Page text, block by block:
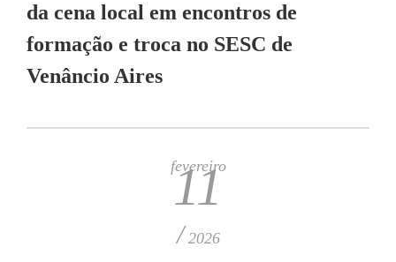
da cena local em encontros de
formação e troca no SESC de
Venâncio Aires
fevereiro
11
/ 2026